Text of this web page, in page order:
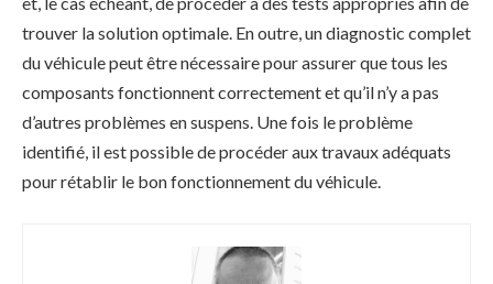
trouver la solution optimale. En outre, un diagnostic complet
du véhicule peut être nécessaire pour assurer que tous les
composants fonctionnent correctement et qu’il n’y a pas
d’autres problèmes en suspens. Une fois le problème
identifié, il est possible de procéder aux travaux adéquats
pour rétablir le bon fonctionnement du véhicule.